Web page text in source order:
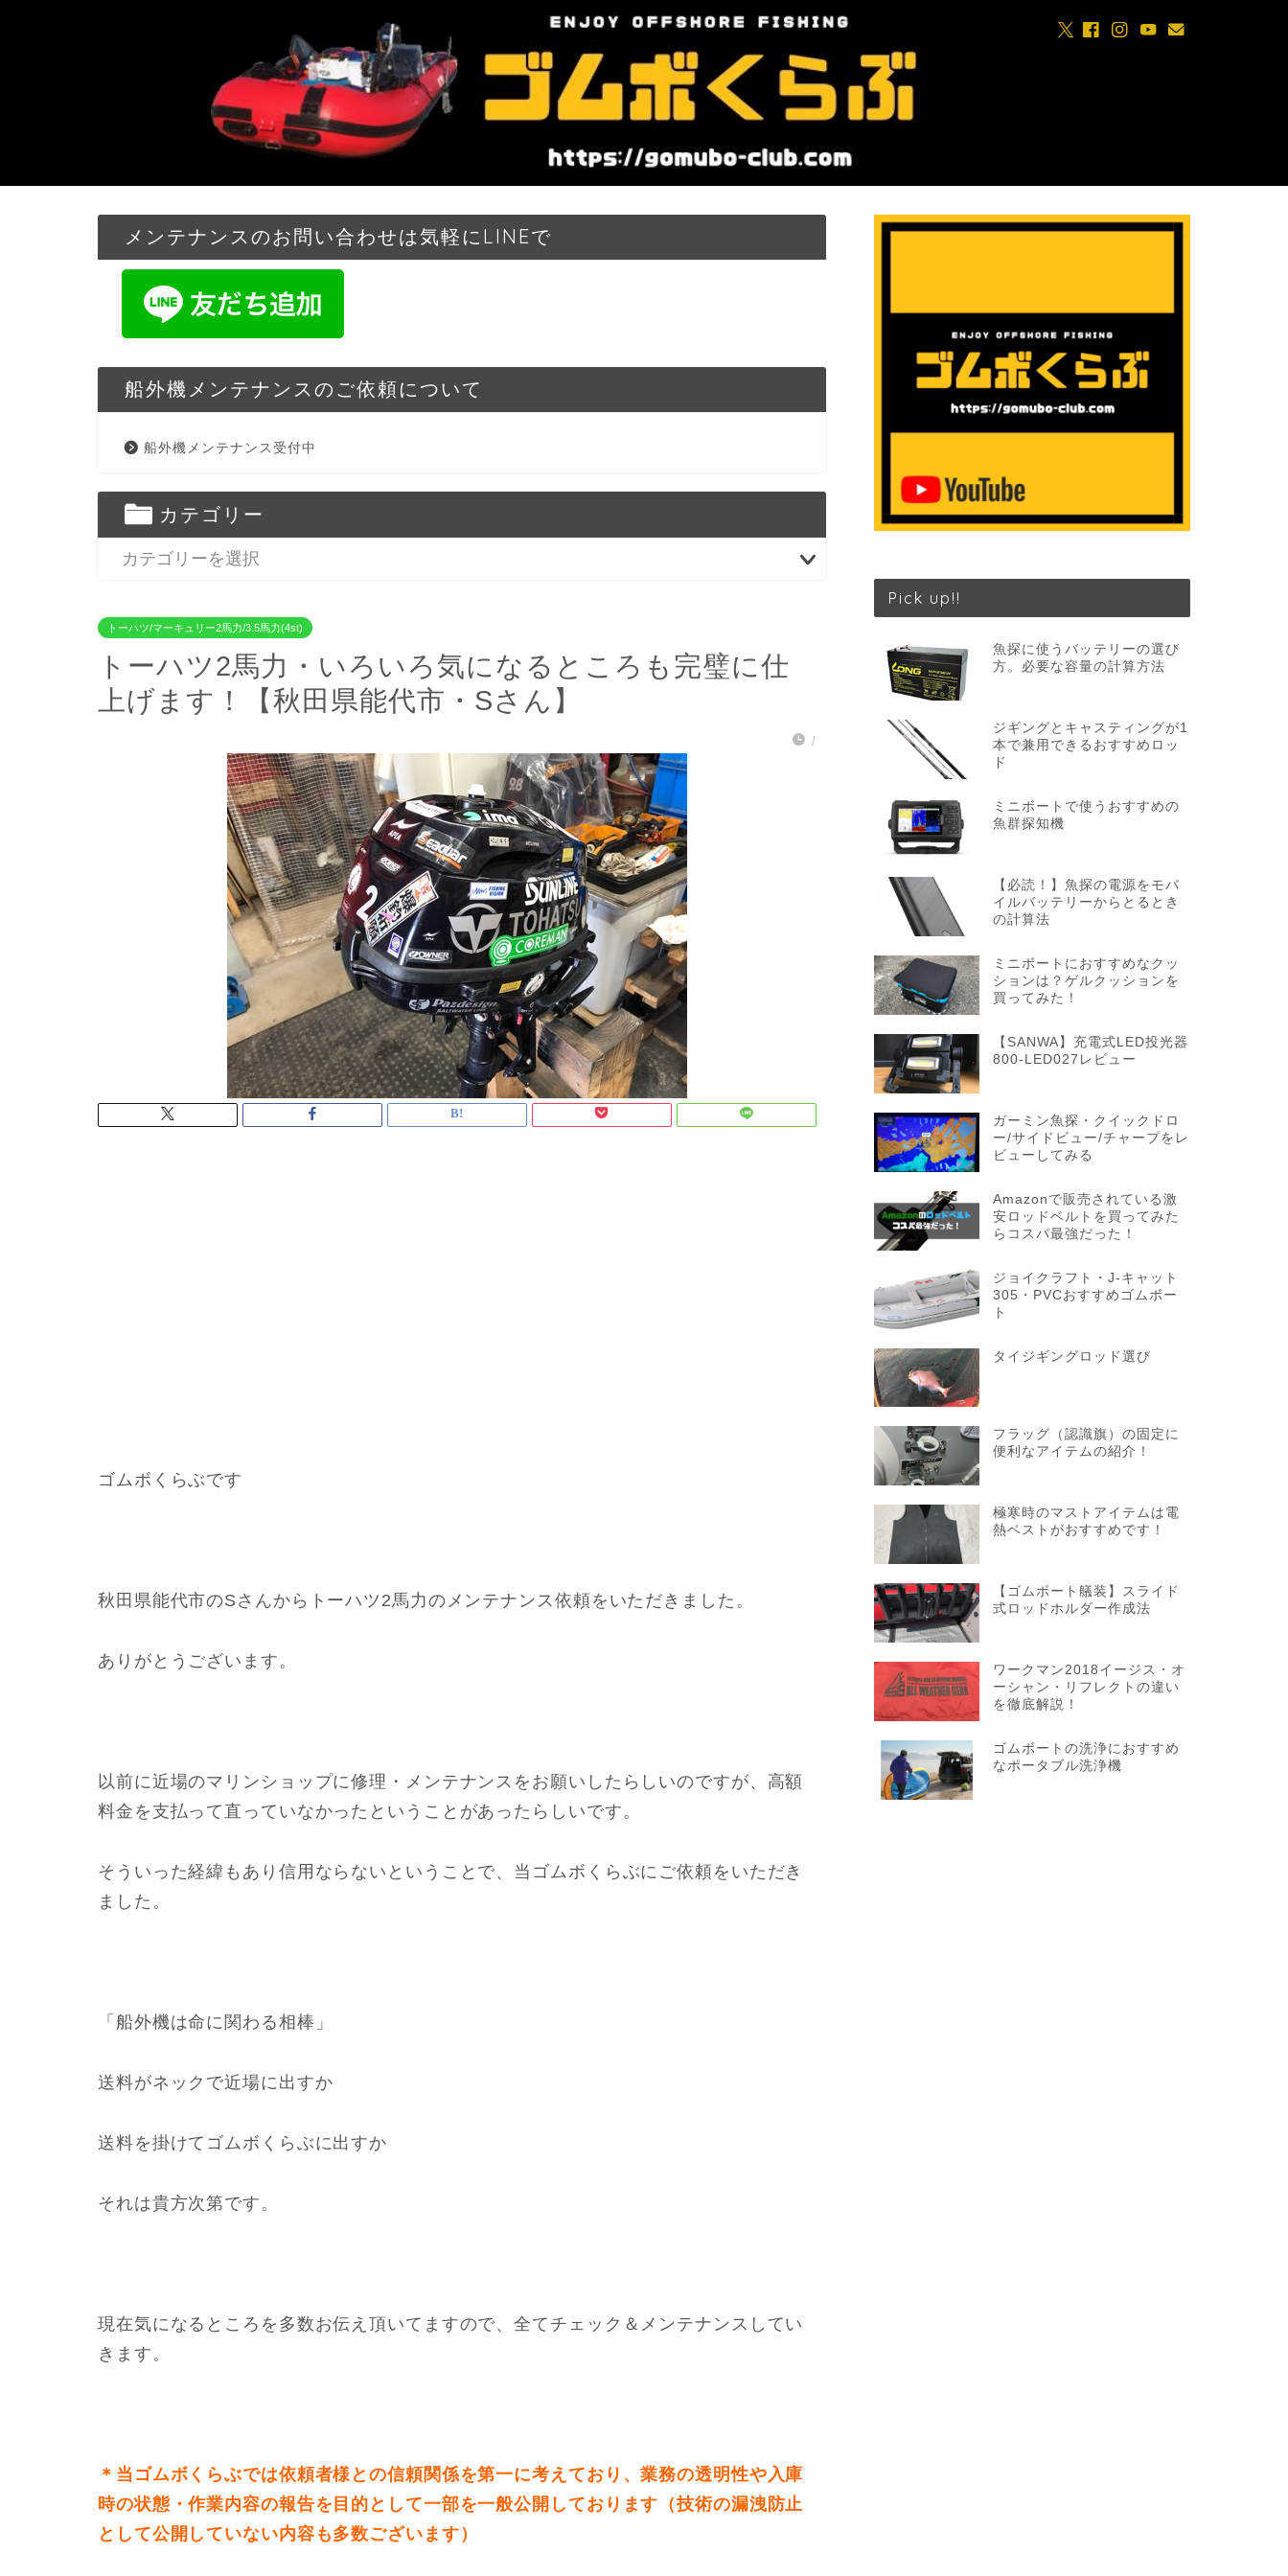
メンテナンスのお問い合わせは気軽にLINEで
船外機メンテナンスのご依頼について
船外機メンテナンス受付中
カテゴリー
トーハツ/マーキュリー2馬力/3.5馬力(4st)
トーハツ2馬力・いろいろ気になるところも完璧に仕
上げます！【秋田県能代市・Sさん】
/
ゴムボくらぶです
秋田県能代市のSさんからトーハツ2馬力のメンテナンス依頼をいただきました。
ありがとうございます。
以前に近場のマリンショップに修理・メンテナンスをお願いしたらしいのですが、高額
料金を支払って直っていなかったということがあったらしいです。
そういった経緯もあり信用ならないということで、当ゴムボくらぶにご依頼をいただき
ました。
「船外機は命に関わる相棒」
送料がネックで近場に出すか
送料を掛けてゴムボくらぶに出すか
それは貴方次第です。
現在気になるところを多数お伝え頂いてますので、全てチェック＆メンテナンスしてい
きます。
＊当ゴムボくらぶでは依頼者様との信頼関係を第一に考えており、業務の透明性や入庫
時の状態・作業内容の報告を目的として一部を一般公開しております（技術の漏洩防止
として公開していない内容も多数ございます）
Pick up!!
魚探に使うバッテリーの選び
方。必要な容量の計算方法
ジギングとキャスティングが1
本で兼用できるおすすめロッ
ド
ミニボートで使うおすすめの
魚群探知機
【必読！】魚探の電源をモバ
イルバッテリーからとるとき
の計算法
ミニボートにおすすめなクッ
ションは？ゲルクッションを
買ってみた！
【SANWA】充電式LED投光器
800-LED027レビュー
ガーミン魚探・クイックドロ
ー/サイドビュー/チャープをレ
ビューしてみる
Amazonで販売されている激
安ロッドベルトを買ってみた
らコスパ最強だった！
ジョイクラフト・J-キャット
305・PVCおすすめゴムボー
ト
タイジギングロッド選び
フラッグ（認識旗）の固定に
便利なアイテムの紹介！
極寒時のマストアイテムは電
熱ベストがおすすめです！
【ゴムボート艤装】スライド
式ロッドホルダー作成法
ワークマン2018イージス・オ
ーシャン・リフレクトの違い
を徹底解説！
ゴムボートの洗浄におすすめ
なポータブル洗浄機